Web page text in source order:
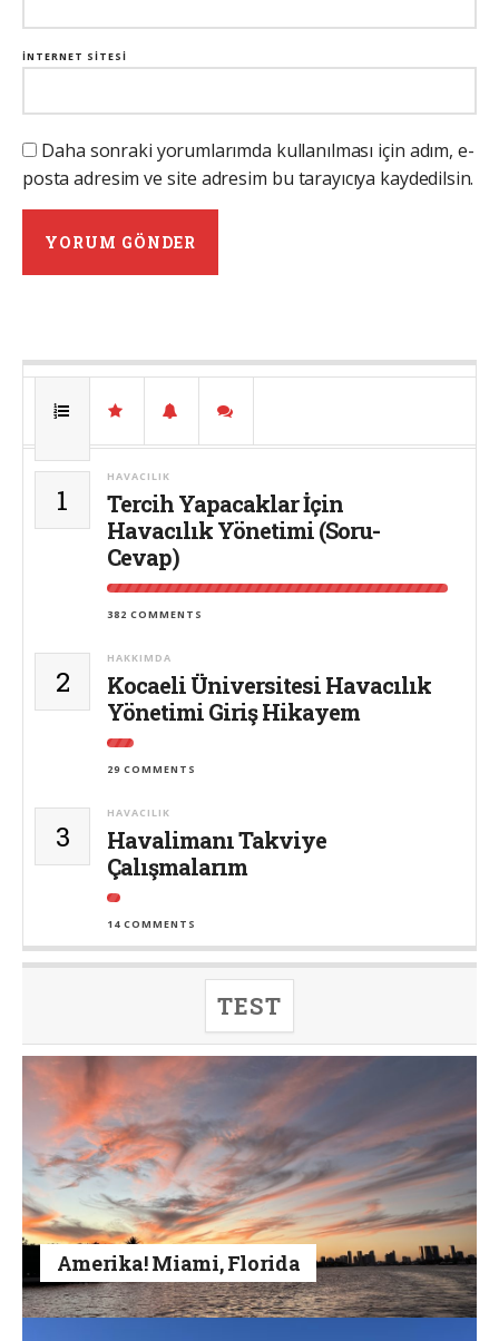
İNTERNET SITESI
Daha sonraki yorumlarımda kullanılması için adım, e-
posta adresim ve site adresim bu tarayıcıya kaydedilsin.
1
HAVACILIK
Tercih Yapacaklar İçin
Havacılık Yönetimi (Soru-
Cevap)
382 COMMENTS
2
HAKKIMDA
Kocaeli Üniversitesi Havacılık
Yönetimi Giriş Hikayem
29 COMMENTS
3
HAVACILIK
Havalimanı Takviye
Çalışmalarım
14 COMMENTS
TEST
Amerika! Miami, Florida